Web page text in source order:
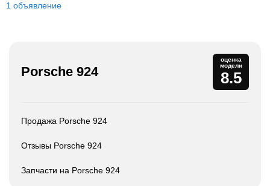
1 объявление
Porsche 924
оценка
модели
8.5
Продажа Porsche 924
Отзывы Porsche 924
Запчасти на Porsche 924